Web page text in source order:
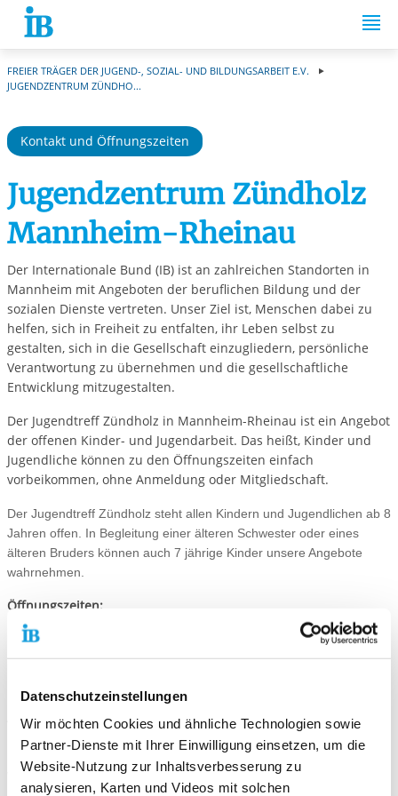
Datenschutzeinstellungen
Wir möchten Cookies und ähnliche Technologien sowie
Partner-Dienste mit Ihrer Einwilligung einsetzen, um die
Website-Nutzung zur Inhaltsverbesserung zu
analysieren, Karten und Videos mit solchen
Springe zum Inhalt
FREIER TRÄGER DER JUGEND-, SOZIAL- UND BILDUNGSARBEIT E.V.
JUGENDZENTRUM ZÜNDHO...
Kontakt und Öffnungszeiten
Jugendzentrum Zündholz
Mannheim-Rheinau
Der Internationale Bund (IB) ist an zahlreichen Standorten in
Mannheim mit Angeboten der beruflichen Bildung und der
sozialen Dienste vertreten. Unser Ziel ist, Menschen dabei zu
helfen, sich in Freiheit zu entfalten, ihr Leben selbst zu
gestalten, sich in die Gesellschaft einzugliedern, persönliche
Verantwortung zu übernehmen und die gesellschaftliche
Entwicklung mitzugestalten.
Der Jugendtreff Zündholz in Mannheim-Rheinau ist ein Angebot
der offenen Kinder- und Jugendarbeit. Das heißt, Kinder und
Jugendliche können zu den Öffnungszeiten einfach
vorbeikommen, ohne Anmeldung oder Mitgliedschaft.
Der Jugendtreff Zündholz steht allen Kindern und Jugendlichen ab 8
Jahren offen. In Begleitung einer älteren Schwester oder eines
älteren Bruders können auch 7 jährige Kinder unsere Angebote
wahrnehmen.
Öffnungszeiten:
Für Kinder und Jugendliche (8-12)*
In Begleitung eines älteren Geschwisterteils ab 7 Jahren
Montag: 15:00-19:00
Angebote und Aktionen:
Dienstag: Kunst für Kinder und Jugendliche
Wir bieten ein Internetcafé, Spiele für drinnen und draußen,